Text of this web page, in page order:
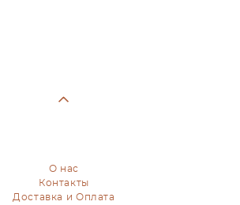
О нас
Контакты
Доставка и Оплата